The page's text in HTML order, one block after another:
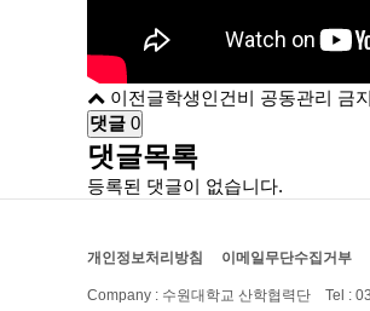
이전글학생인건비 공동관리 금
댓글 0
댓글목록
등록된 댓글이 없습니다.
개인정보처리방침 이메일무단수집거부
Company : 수원대학교 산학협력단 Tel :